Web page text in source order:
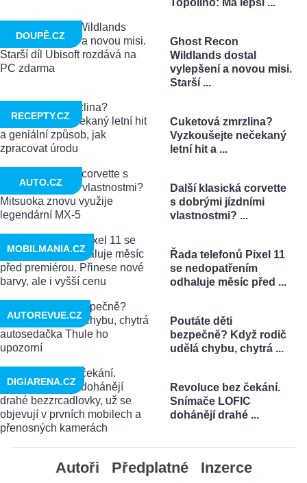
Topolino: Má lepší ...
Ghost Recon
Wildlands dostal
vylepšení a novou misi.
Starší ...
DOUPĚ.CZ
Cuketová zmrzlina?
Vyzkoušejte nečekaný
letní hit a ...
RECEPTY.CZ
Další klasická corvette
s dobrými jízdními
vlastnostmi? ...
AUTO.CZ
Řada telefonů Pixel 11
se nedopatřením
odhaluje měsíc před ...
MOBILMANIA.CZ
Poutáte děti
bezpečně? Když rodič
udělá chybu, chytrá ...
AUTOREVUE.CZ
Revoluce bez čekání.
Snímače LOFIC
dohánějí drahé ...
DIGIARENA.CZ
Autoři Předplatné Inzerce